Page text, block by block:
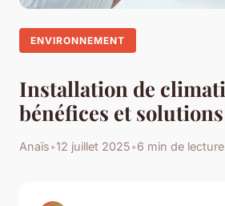
ENVIRONNEMENT
Installation de
bénéfices et
Anaïs•12 juillet 2025•6 min de lecture